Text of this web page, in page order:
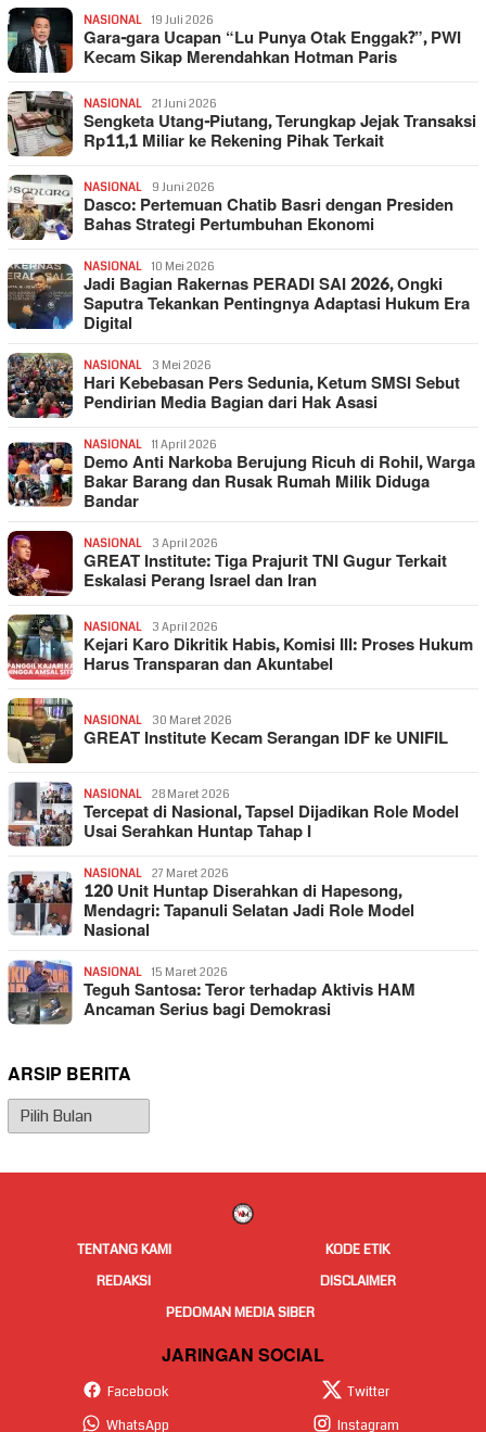
NASIONAL 19 Juli 2026
Gara-gara Ucapan “Lu Punya Otak Enggak?”, PWI
Kecam Sikap Merendahkan Hotman Paris
NASIONAL 21 Juni 2026
Sengketa Utang-Piutang, Terungkap Jejak Transaksi
Rp11,1 Miliar ke Rekening Pihak Terkait
NASIONAL 9 Juni 2026
Dasco: Pertemuan Chatib Basri dengan Presiden
Bahas Strategi Pertumbuhan Ekonomi
NASIONAL 10 Mei 2026
Jadi Bagian Rakernas PERADI SAI 2026, Ongki
Saputra Tekankan Pentingnya Adaptasi Hukum Era
Digital
NASIONAL 3 Mei 2026
Hari Kebebasan Pers Sedunia, Ketum SMSI Sebut
Pendirian Media Bagian dari Hak Asasi
NASIONAL 11 April 2026
Demo Anti Narkoba Berujung Ricuh di Rohil, Warga
Bakar Barang dan Rusak Rumah Milik Diduga
Bandar
NASIONAL 3 April 2026
GREAT Institute: Tiga Prajurit TNI Gugur Terkait
Eskalasi Perang Israel dan Iran
NASIONAL 3 April 2026
Kejari Karo Dikritik Habis, Komisi III: Proses Hukum
Harus Transparan dan Akuntabel
NASIONAL 30 Maret 2026
GREAT Institute Kecam Serangan IDF ke UNIFIL
NASIONAL 28 Maret 2026
Tercepat di Nasional, Tapsel Dijadikan Role Model
Usai Serahkan Huntap Tahap I
NASIONAL 27 Maret 2026
120 Unit Huntap Diserahkan di Hapesong,
Mendagri: Tapanuli Selatan Jadi Role Model
Nasional
NASIONAL 15 Maret 2026
Teguh Santosa: Teror terhadap Aktivis HAM
Ancaman Serius bagi Demokrasi
ARSIP BERITA
Arsip
Berita
TENTANG KAMI
KODE ETIK
REDAKSI
DISCLAIMER
PEDOMAN MEDIA SIBER
JARINGAN SOCIAL
Facebook
Twitter
WhatsApp
Instagram